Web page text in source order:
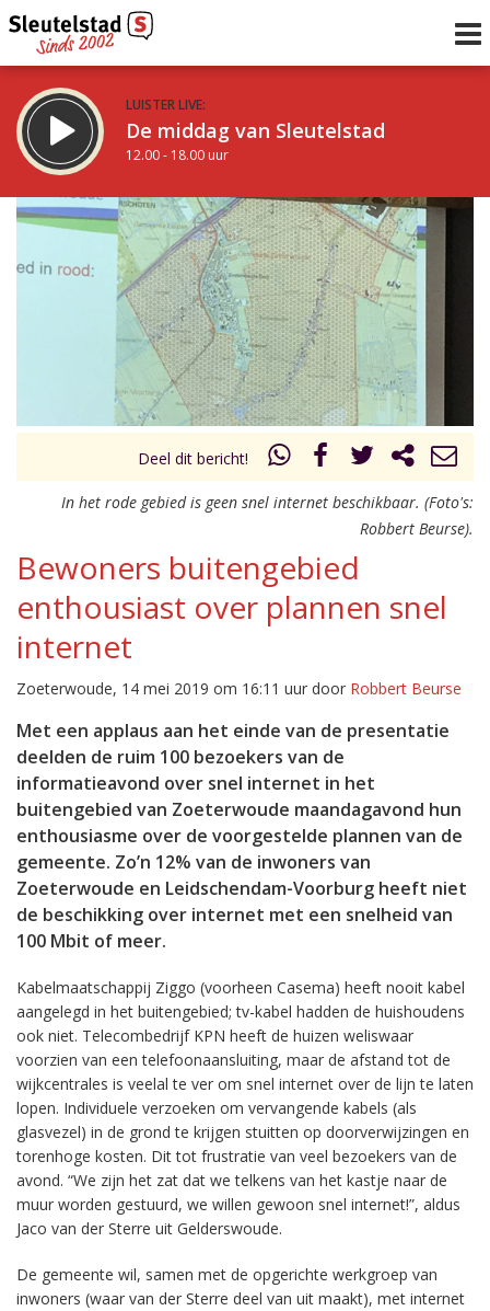
LUISTER LIVE:
De middag van Sleutelstad
12.00 - 18.00 uur
STRAKS:
De vrijdagavond met Keanu
18.00 - 19.00 uur
Vorig uur
uur 1 van 0 Volgend uur
Deel dit bericht!
In het rode gebied is geen snel internet beschikbaar. (Foto's:
Robbert Beurse).
Bewoners buitengebied
enthousiast over plannen snel
internet
Zoeterwoude, 14 mei 2019 om 16:11 uur door Robbert Beurse
Met een applaus aan het einde van de presentatie
deelden de ruim 100 bezoekers van de
informatieavond over snel internet in het
buitengebied van Zoeterwoude maandagavond hun
enthousiasme over de voorgestelde plannen van de
gemeente. Zo’n 12% van de inwoners van
Zoeterwoude en Leidschendam-Voorburg heeft niet
de beschikking over internet met een snelheid van
100 Mbit of meer.
Kabelmaatschappij Ziggo (voorheen Casema) heeft nooit kabel
aangelegd in het buitengebied; tv-kabel hadden de huishoudens
ook niet. Telecombedrijf KPN heeft de huizen weliswaar
voorzien van een telefoonaansluiting, maar de afstand tot de
wijkcentrales is veelal te ver om snel internet over de lijn te laten
lopen. Individuele verzoeken om vervangende kabels (als
glasvezel) in de grond te krijgen stuitten op doorverwijzingen en
torenhoge kosten. Dit tot frustratie van veel bezoekers van de
avond. “We zijn het zat dat we telkens van het kastje naar de
muur worden gestuurd, we willen gewoon snel internet!”, aldus
Jaco van der Sterre uit Gelderswoude.
De gemeente wil, samen met de opgerichte werkgroep van
inwoners (waar van der Sterre deel van uit maakt), met internet